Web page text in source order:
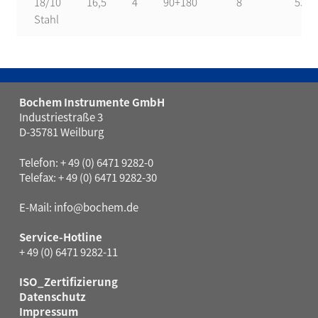
Stahl
Bochem Instrumente GmbH
Industriestraße 3
D-35781 Weilburg
Telefon: + 49 (0) 6471 9282-0
Telefax: + 49 (0) 6471 9282-30
E-Mail: info@bochem.de
Service-Hotline
+ 49 (0) 6471 9282-11
ISO_Zertifizierung
Datenschutz
Impressum